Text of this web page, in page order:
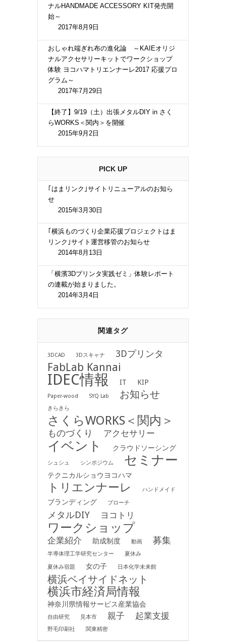
ナルHANDMADE ACCESSORY KIT発売開
始～
2017年8月9日
おしゃれ端ぎれ布の進化論 ～KAIEオリジ
ナルアクセサリーキットでワークショップ
体験 ヨコハマトリエンナーレ2017 応援プロ
グラム～
2017年7月29日
【終了】9/19（土）出張メタルDIY in さく
らWORKS＜関内＞を開催
2015年9月2日
PICK UP
｢はまリンク｣サイトリニューアルのお知ら
せ
2015年3月30日
｢横浜ものづくり企業応援プロジェクトはま
リンク｣サイト運営移管のお知らせ
2014年8月13日
「横濱3Dプリンタ実践ゼミ」体験レポート
の連載が始まりました。
2014年3月4日
関連タグ
3DCAD 3Dスキャナ 3Dプリンタ
FabLab Kannai
IDEC情報 IT KIP
Paper-wood SYQ Lab お知らせ
きらきら
さくらWORKS＜関内＞
ものづくり アクセサリー
イベント クラウドソーシング
シュシュ シンポジウム セミナー
テクニカルショウヨコハマ
トリエンナーレ ハンドメイド
ブランディング ブローチ
メタルDIY ヨコトリ
ワークショップ
企業紹介 助成制度 動画 募集
半導体理工学研究センター
夏休み
夏休み宿題
女の子 日本化学未来館
横浜ベイサイドネット
横浜市経済局情報
神奈川県情報サービス産業協会
自由研究 見本市 親子 起業支援
野毛印刷社 関東精密